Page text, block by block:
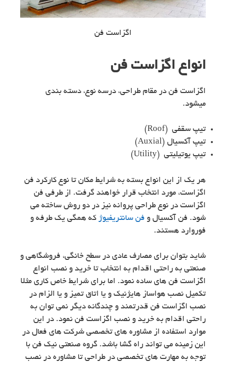
اگزاست فن
انواع اگزاست فن
اگزاست فن در مقام طراحی، درسه نوع، دسته بندی
میشود.
تیپ سقفی (Roof)
تیپ آکسیال (Auxial)
تیپ یوتیلیتی (Utility)
هر یک از این انواع بسته به شرایط مکان تا نوع کارکرد فن
اگزاست، مورد انتخاب قرار خواهند گرفت. از طرفی فن
اگزاست در نوع طراحی پروانه نیز در دو روش ساخته می
شود. فن آکسیال و فن سانتریفیوژ که همگی یک طرفه و
فوروارد هستند.
شاید بتوان برای مصارف عادی در سطح خانگی، فروشگاهی و
صنعتی به راحتی اقدام به انتخاب تا خرید و نصب انواع
اگزاست فن های ساده نمود. اما برای شرایط خاص کاری مثلا
تکمیل نصب هواساز هایژنیک و یا اتاق تمیز و یا الزام در
نصب اگزاست فن قدرتمند و چندگانه دیگر نمی توان به
راحتی اقدام به خرید و نصب اگزاست فن نمود. در این
موارد استفاده از مشاوره های تخصصی شرکت های فعال در
این زمینه می تواند راه گشا باشد. گروه صنعتی نیک فن با
توجه به مهارت های تخصصی در طراحی تا مشاوره در نصب